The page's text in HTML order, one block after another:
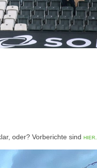
oder? Vorberichte sind hier.